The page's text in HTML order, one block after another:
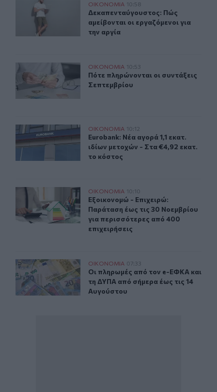
Δεκαπενταύγουστος: Πώς αμείβονται οι εργαζόμενοι
ΟΙΚΟΝΟΜΙΑ 10:58
Δεκαπενταύγουστος: Πώς
Δεκαπενταύγουστος: Πώς
αμείβονται οι εργαζόμενοι για
την αργία
Πότε πληρώνονται οι συντάξεις Σεπτεμβρίου
ΟΙΚΟΝΟΜΙΑ 10:53
Πότε πληρώνονται οι συντάξεις
Πότε πληρώνονται οι συντάξεις
Σεπτεμβρίου
Eurobank: Νέα αγορά 1,1 εκατ. ιδίων μετοχών - Στα
ΟΙΚΟΝΟΜΙΑ 10:12
Eurobank: Νέα αγορά 1,1 εκατ.
Eurobank: Νέα αγορά 1,1 εκατ.
ιδίων μετοχών - Στα €4,92 εκατ.
το κόστος
Εξοικονομώ - Επιχειρώ: Παράταση έως τις 30
ΟΙΚΟΝΟΜΙΑ 10:10
Εξοικονομώ - Επιχειρώ: Παράταση
Εξοικονομώ - Επιχειρώ:
Παράταση έως τις 30 Νοεμβρίου
για περισσότερες από 400
επιχειρήσεις
Οι πληρωμές από τον e-ΕΦΚΑ και τη ΔΥΠΑ από σήμερα
ΟΙΚΟΝΟΜΙΑ 07:33
Οι πληρωμές από τον e-ΕΦΚΑ και
Οι πληρωμές από τον e-ΕΦΚΑ και
τη ΔΥΠΑ από σήμερα έως τις 14
Αυγούστου